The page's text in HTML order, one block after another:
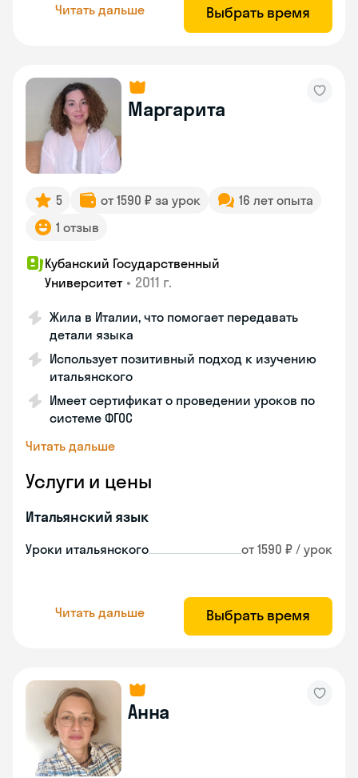
Читать дальше Выбрать время
Маргарита
5 от 1590 ₽ за урок
16 лет опыта
1 отзыв
Кубанский Государственный
Университет • 2011 г.
Жила в Италии, что помогает передавать
детали языка
Использует позитивный подход к изучению
итальянского
Имеет сертификат о проведении уроков по
системе ФГОС
Читать дальше
Услуги и цены
Итальянский язык
Уроки итальянского от 1590 ₽ / урок
Читать дальше Выбрать время
Анна